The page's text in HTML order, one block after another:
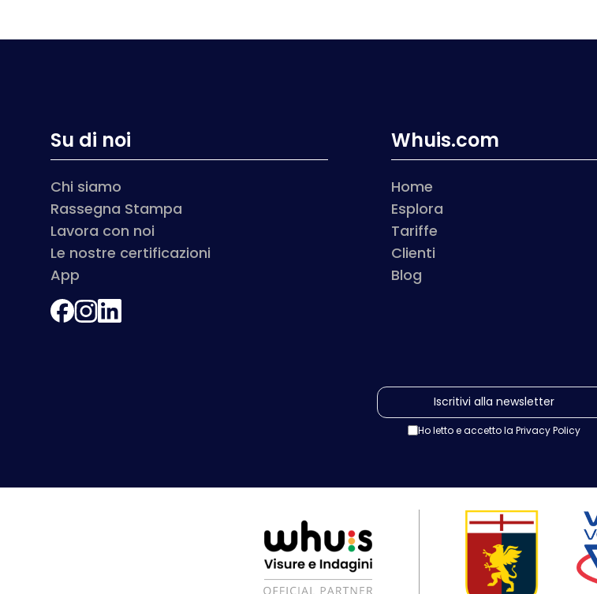
Su di noi
Chi siamo
Rassegna Stampa
Lavora con noi
Le nostre certificazioni
App
Whuis.com
Home
Esplora
Tariffe
Clienti
Blog
Ho letto e accetto la Privacy Policy